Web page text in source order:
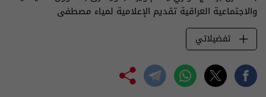
والاجتماعية العراقية تقديم الإعلامية لمياء مصطفى
تفضيلاتي